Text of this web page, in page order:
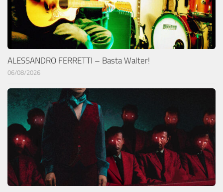
ALESSANDRO FERRETTI – Basta Walter!
06/08/2026